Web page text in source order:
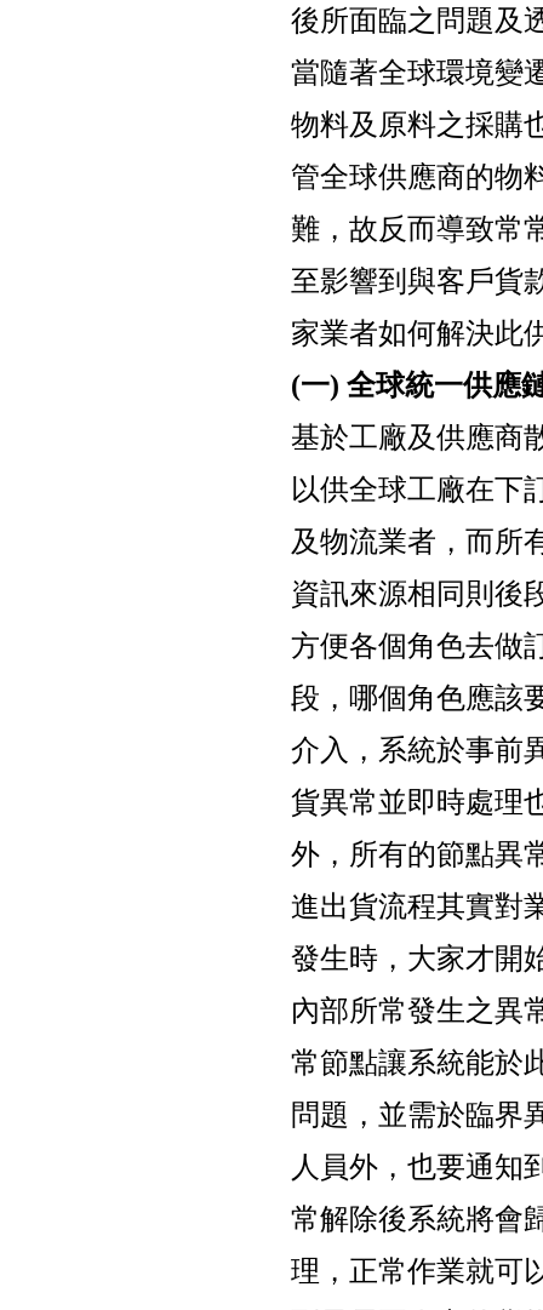
後所面臨之問題及
當隨著全球環境變
物料及原料之採購
管全球供應商的物
難，故反而導致常
至影響到與客戶貨
家業者如何解決此
(一) 全球統一供應
基於工廠及供應商
以供全球工廠在下
及物流業者，而所
資訊來源相同則後
方便各個角色去做
段，哪個角色應該
介入，系統於事前
貨異常並即時處理
外，所有的節點異
進出貨流程其實對
發生時，大家才開
內部所常發生之異
常節點讓系統能於
問題，並需於臨界
人員外，也要通知
常解除後系統將會
理，正常作業就可